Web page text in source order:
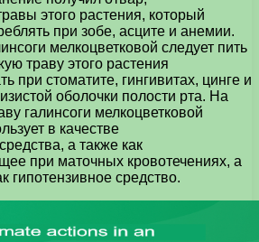
этого растения, который
при зобе, асците и анемии.
мелкоцветковой следует пить
траву этого растения
при стоматите, гингивитах, цинге и
оболочки полости рта. На
галинсоги мелкоцветковой
в качестве
а также как
при маточных кровотечениях, а
гипотензивное средство.